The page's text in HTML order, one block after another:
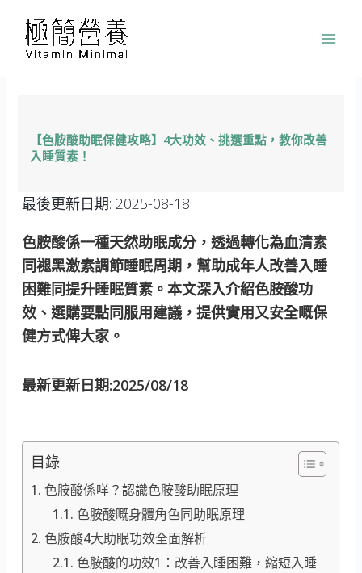
【色胺酸助眠保健攻略】4大功效、挑選重點，教你改善
入睡質素！
最後更新日期: 2025-08-18
色胺酸係一種天然助眠成分，透過轉化為血清素
同褪黑激素調節睡眠周期，幫助成年人改善入睡
困難同提升睡眠質素。本文深入介紹色胺酸功
效、選購要點同服用建議，提供實用又安全嘅保
健方式俾大家。
最新更新日期:2025/08/18
目錄
色胺酸係咩？認識色胺酸助眠原理
色胺酸嘅身體角色同助眠原理
色胺酸4大助眠功效全面解析
色胺酸的功效1：改善入睡困難，縮短入睡